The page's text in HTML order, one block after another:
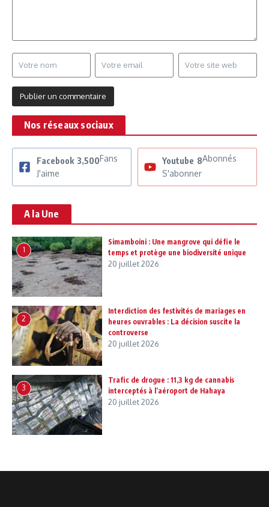
Nos réseaux sociaux
Facebook 3,500Fans
J'aime
Youtube 8Abonnés
S'abonner
A la Une
1
Simamboini : Une mangrove qui défie le
temps et protège une biodiversité unique
20 juillet 2026
2
Interdiction des festivités de mariages en
heures ouvrables : La décision suscite la
controverse
20 juillet 2026
3
Trafic de drogue : 11,3 kg de cannabis
interceptés à l’aéroport de Hahaya
20 juillet 2026